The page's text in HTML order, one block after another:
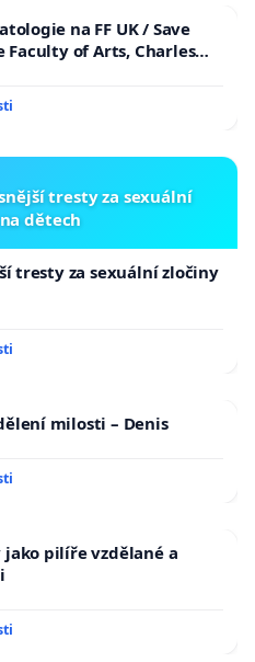
na FF UK / Save
of Arts, Charles
tresty za sexuální
dětech
tresty za sexuální zločiny
milosti – Denis
jako pilíře vzdělané a